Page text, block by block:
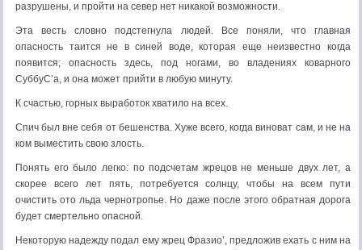
разрушены, и пройти на север нет никакой возможности.
Эта весть словно подстегнула людей. Все поняли, что главная
опасность таится не в синей воде, которая еще неизвестно когда
появится; опасность здесь, под ногами, во владениях коварного
СуббуС’а, и она может прийти в любую минуту.
К счастью, горных выработок хватило на всех.
Спич был вне себя от бешенства. Хуже всего, когда виноват сам, и не на
ком выместить свою злость.
Понять его было легко: по подсчетам жрецов не меньше двух лет, а
скорее всего лет пять, потребуется солнцу, чтобы на всем пути
очистить ото льда чернотропье. Но даже после этого обратная дорога
будет смертельно опасной.
Некоторую надежду подал ему жрец Фразио’, предложив ехать с ним на